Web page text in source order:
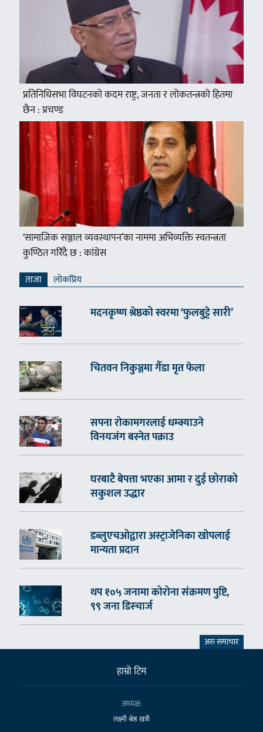
प्रतिनिधिसभा विघटनको कदम राष्ट्र, जनता र लोकतन्त्रको हितमा
छैन : प्रचण्ड
‘सामाजिक सञ्जाल व्यवस्थापन’का नाममा अभिव्यक्ति स्वतन्त्रता
कुण्ठित गरिँदै छ : कांग्रेस
ताजा लाेकप्रिय
मदनकृष्ण श्रेष्ठको स्वरमा ‘फुलबुट्टे सारी’
चितवन निकुञ्जमा गैँडा मृत फेला
सपना रोकामगरलाई धम्क्याउने
विनयजंग बस्नेत पक्राउ
घरबाटै बेपत्ता भएका आमा र दुई छोराको
सकुशल उद्धार
डब्लुएचओद्वारा अस्ट्राजेनिका खोपलाई
मान्यता प्रदान
थप १०५ जनामा कोरोना संक्रमण पुष्टि,
९९ जना डिस्चार्ज
अरु समाचार
हाम्राे टिम
अध्यक्ष:
लक्ष्मी श्रेष्ठ खत्री